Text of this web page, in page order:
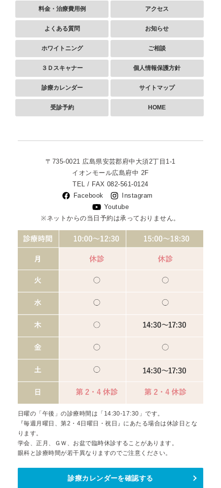
料金・治療費用例
よくある質問
ホワイトニング
３Ｄスキャナー
診療カレンダー
受診予約
アクセス
お知らせ
ご相談
個人情報保護方針
サイトマップ
HOME
〒735-0021 広島県安芸郡府中大須2丁目1-1
イオンモール広島府中 2F
TEL / FAX082-561-0124
Facebook
Instagram
Youtube
※ネットからの当日予約は承っておりません。
日曜の「午後」の診療時間は「14:30-17:30」です。
『毎週月曜日、第2・4日曜日・祝日』にあたる場合は休診日とな
ります。
学会、正月、ＧＷ、お盆で臨時休診することがあります。
眼科と診療時間が若干異なりますのでご注意ください。
診療カレンダーを確認する